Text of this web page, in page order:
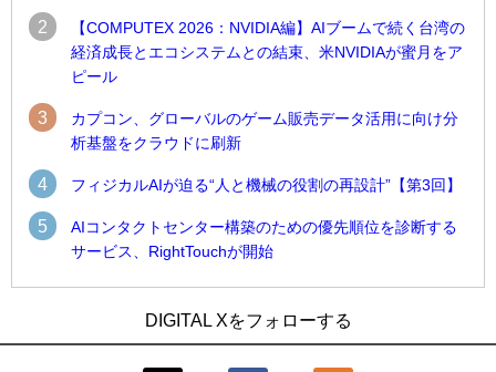
2
【COMPUTEX 2026：NVIDIA編】AIブームで続く台湾の
経済成長とエコシステムとの結束、米NVIDIAが蜜月をア
ピール
3
カプコン、グローバルのゲーム販売データ活用に向け分
析基盤をクラウドに刷新
4 フィジカルAIが迫る“人と機械の役割の再設計”【第3回】
5
AIコンタクトセンター構築のための優先順位を診断する
サービス、RightTouchが開始
技術を使う抽出方法の研究開始
Umios、消費者起点の販売計画策定に向けたAIシステムを本格
合基盤を本格稼働
鹿島建設、鋼管柱へのコンクリート充填時の異常を検出する
DIGITAL Xをフォローする